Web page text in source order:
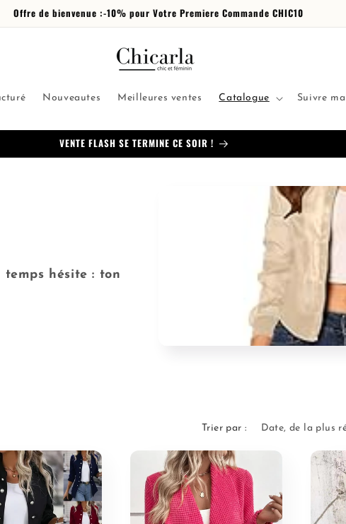
Offre de bienvenue :-10% pour Votre Premiere Commande CHIC10
Nouveautes Meilleures ventes Catalogue Suivre
VENTE FLASH SE TERMINE CE SOIR !
hésite : ton
Trier par :